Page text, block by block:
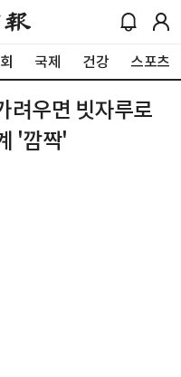
국제 건강 스포츠
우면 빗자루로
'깜짝'